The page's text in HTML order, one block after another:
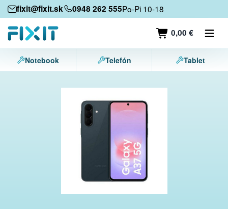
fixit@fixit.sk 0948 262 555Po-Pi 10-18
0,00 €
Mobilné zariadenia
Mobilné telefóny
Tablety
Notebook Telefón Tablet